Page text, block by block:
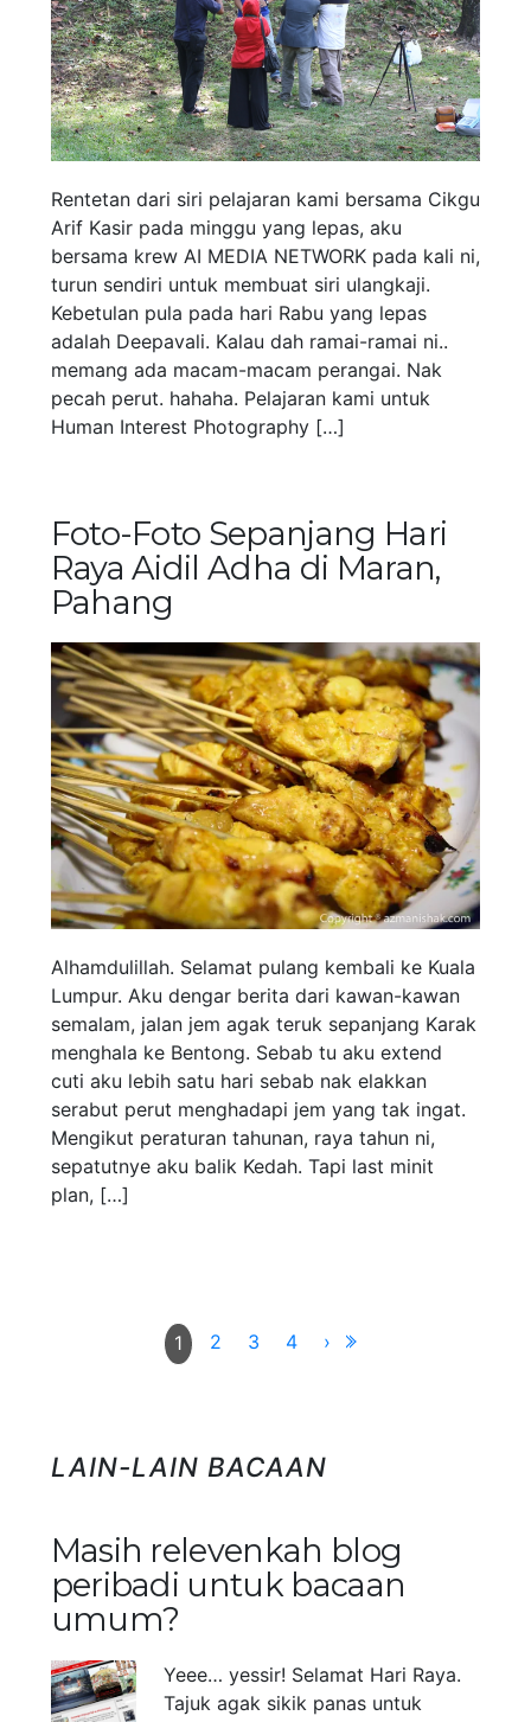
Rentetan dari siri pelajaran kami bersama Cikgu
Arif Kasir pada minggu yang lepas, aku
bersama krew AI MEDIA NETWORK pada kali ni,
turun sendiri untuk membuat siri ulangkaji.
Kebetulan pula pada hari Rabu yang lepas
adalah Deepavali. Kalau dah ramai-ramai ni..
memang ada macam-macam perangai. Nak
pecah perut. hahaha. Pelajaran kami untuk
Human Interest Photography […]
Foto-Foto Sepanjang Hari
Raya Aidil Adha di Maran,
Pahang
Alhamdulillah. Selamat pulang kembali ke Kuala
Lumpur. Aku dengar berita dari kawan-kawan
semalam, jalan jem agak teruk sepanjang Karak
menghala ke Bentong. Sebab tu aku extend
cuti aku lebih satu hari sebab nak elakkan
serabut perut menghadapi jem yang tak ingat.
Mengikut peraturan tahunan, raya tahun ni,
sepatutnye aku balik Kedah. Tapi last minit
plan, […]
1 2 3 4 ›
LAIN-LAIN BACAAN
Masih relevenkah blog
peribadi untuk bacaan
umum?
Yeee… yessir! Selamat Hari Raya.
Tajuk agak sikik panas untuk